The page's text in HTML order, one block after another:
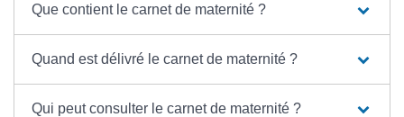
Que contient le carnet de maternité ?
Quand est délivré le carnet de maternité ?
Qui peut consulter le carnet de maternité ?